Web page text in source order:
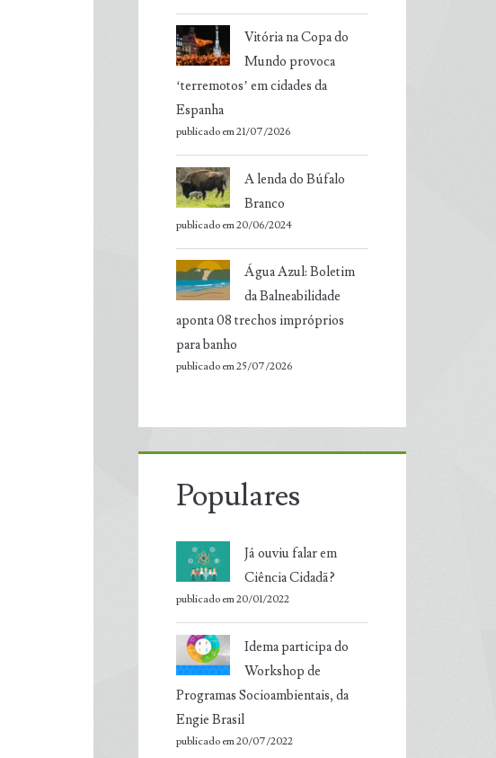
Vitória na Copa do
Mundo provoca
‘terremotos’ em cidades da
Espanha
publicado em 21/07/2026
A lenda do Búfalo
Branco
publicado em 20/06/2024
Água Azul: Boletim
da Balneabilidade
aponta 08 trechos impróprios
para banho
publicado em 25/07/2026
Populares
Já ouviu falar em
Ciência Cidadã?
publicado em 20/01/2022
Idema participa do
Workshop de
Programas Socioambientais, da
Engie Brasil
publicado em 20/07/2022